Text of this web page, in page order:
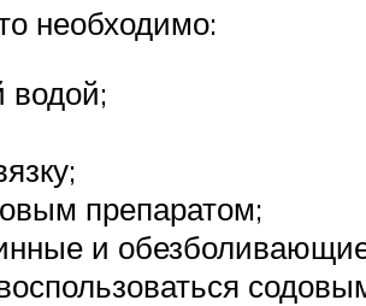
необходимо:
водой;
препаратом;
и